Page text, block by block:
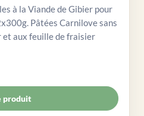
à la Viande de Gibier pour
Pâtées Carnilove sans
et aux feuille de fraisier
produit